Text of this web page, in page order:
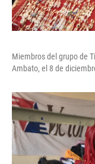
Miembros del grupo de
Ambato, el 8 de